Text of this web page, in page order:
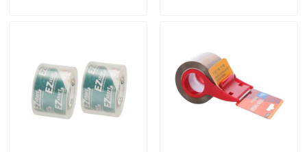
Nastro del di alluminio
Nastro isolante in PVC